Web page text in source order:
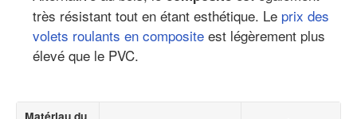
très résistant tout en étant esthétique. Le prix des
volets roulants en composite est légèrement plus
élevé que le PVC.